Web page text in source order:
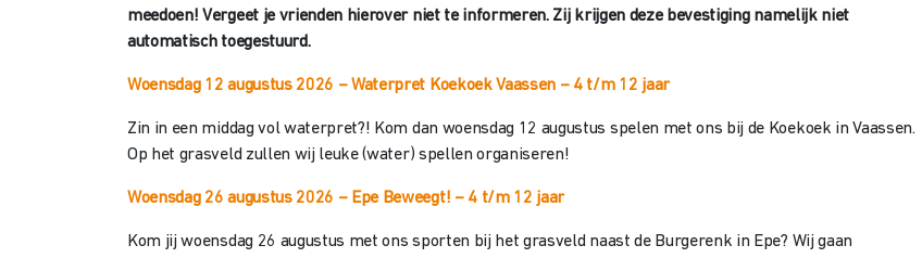
meedoen! Vergeet je vrienden hierover niet te informeren. Zij krijgen deze bevestiging namelijk niet
automatisch toegestuurd.
Woensdag 12 augustus 2026 – Waterpret Koekoek Vaassen – 4 t/m 12 jaar
Zin in een middag vol waterpret?! Kom dan woensdag 12 augustus spelen met ons bij de Koekoek in Vaassen.
Op het grasveld zullen wij leuke (water) spellen organiseren!
Woensdag 26 augustus 2026 – Epe Beweegt! – 4 t/m 12 jaar
Kom jij woensdag 26 augustus met ons sporten bij het grasveld naast de Burgerenk in Epe? Wij gaan